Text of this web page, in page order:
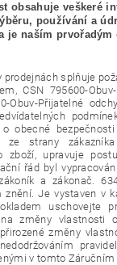
obsahuje veškeré
používání a
je naším prvořadým
prodejnách splňuje
CSN 795600-
Obuv-Přijatelné
o obecné
ze strany
zboží, upravuje
řád byl
a zákonač.
Je vystaven v
uschovejte
změny vlastnosti
změny
v tomto Záručním